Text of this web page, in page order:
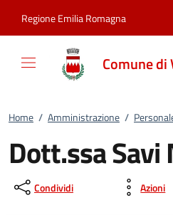
Regione Emilia Romagna
Comune
Home / Amministrazione /
Dott.ssa Savi
Condividi Azioni